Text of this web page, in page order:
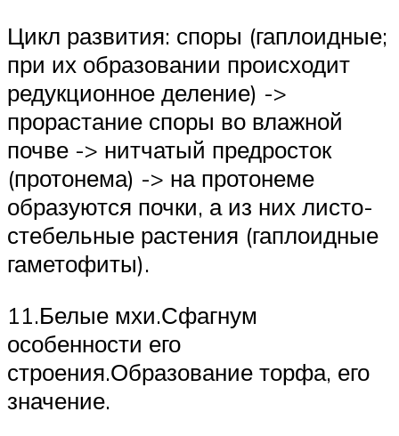
Цикл развития: споры (гаплоидные;
при их образова­нии происходит
редукционное деление) ->
прорастание споры во влажной
почве -> нитчатый предросток
(прото­нема) -> на протонеме
образуются почки, а из них листо­
стебельные растения (гаплоидные
гаметофиты).
11.Белые мхи.Сфагнум
особенности его
строения.Образование торфа, его
значение.